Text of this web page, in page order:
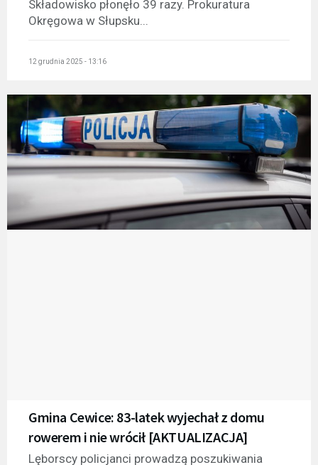
Składowisko płonęło 39 razy. Prokuratura
Okręgowa w Słupsku...
12 grudnia 2025 - 13:16
Gmina Cewice: 83-latek wyjechał z domu
rowerem i nie wrócił [AKTUALIZACJA]
Lęborscy policjanci prowadzą poszukiwania